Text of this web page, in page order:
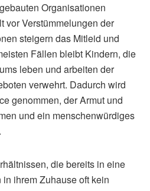
Organisationen
vor Verstümmelungen der
steigern das Mitleid und
Fällen bleibt Kindern, die
leben und arbeiten der
verwehrt. Dadurch wird
genommen, der Armut und
und ein menschenwürdiges
die bereits in eine
ihrem Zuhause oft kein